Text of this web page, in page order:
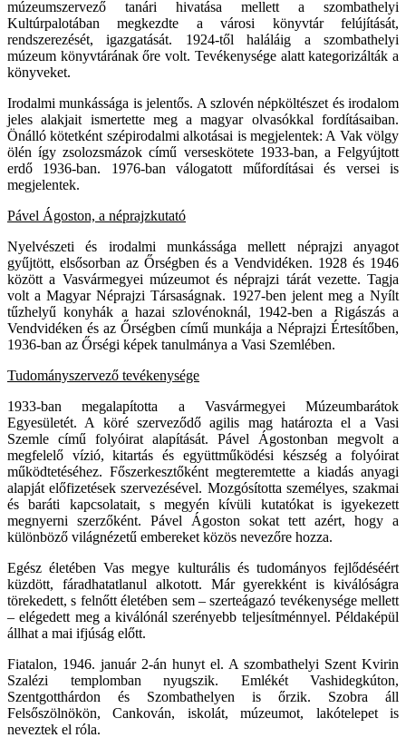
múzeumszervező tanári hivatása mellett a szombathelyi
Kultúrpalotában megkezdte a városi könyvtár felújítását,
rendszerezését, igazgatását. 1924-től haláláig a szombathelyi
múzeum könyvtárának őre volt. Tevékenysége alatt kategorizálták a
könyveket.
Irodalmi munkássága is jelentős. A szlovén népköltészet és irodalom
jeles alakjait ismertette meg a magyar olvasókkal fordításaiban.
Önálló kötetként szépirodalmi alkotásai is megjelentek: A Vak völgy
ölén így zsolozsmázok című verseskötete 1933-ban, a Felgyújtott
erdő 1936-ban. 1976-ban válogatott műfordításai és versei is
megjelentek.
Pável Ágoston, a néprajzkutató
Nyelvészeti és irodalmi munkássága mellett néprajzi anyagot
gyűjtött, elsősorban az Őrségben és a Vendvidéken. 1928 és 1946
között a Vasvármegyei múzeumot és néprajzi tárát vezette. Tagja
volt a Magyar Néprajzi Társaságnak. 1927-ben jelent meg a Nyílt
tűzhelyű konyhák a hazai szlovénoknál, 1942-ben a Rigászás a
Vendvidéken és az Őrségben című munkája a Néprajzi Értesítőben,
1936-ban az Őrségi képek tanulmánya a Vasi Szemlében.
Tudományszervező tevékenysége
1933-ban megalapította a Vasvármegyei Múzeumbarátok
Egyesületét. A köré szerveződő agilis mag határozta el a Vasi
Szemle című folyóirat alapítását. Pável Ágostonban megvolt a
megfelelő vízió, kitartás és együttműködési készség a folyóirat
működtetéséhez. Főszerkesztőként megteremtette a kiadás anyagi
alapját előfizetések szervezésével. Mozgósította személyes, szakmai
és baráti kapcsolatait, s megyén kívüli kutatókat is igyekezett
megnyerni szerzőként. Pável Ágoston sokat tett azért, hogy a
különböző világnézetű embereket közös nevezőre hozza.
Egész életében Vas megye kulturális és tudományos fejlődéséért
küzdött, fáradhatatlanul alkotott. Már gyerekként is kiválóságra
törekedett, s felnőtt életében sem – szerteágazó tevékenysége mellett
– elégedett meg a kiválónál szerényebb teljesítménnyel. Példaképül
állhat a mai ifjúság előtt.
Fiatalon, 1946. január 2-án hunyt el. A szombathelyi Szent Kvirin
Szalézi templomban nyugszik. Emlékét Vashidegkúton,
Szentgotthárdon és Szombathelyen is őrzik. Szobra áll
Felsőszölnökön, Cankován, iskolát, múzeumot, lakótelepet is
neveztek el róla.